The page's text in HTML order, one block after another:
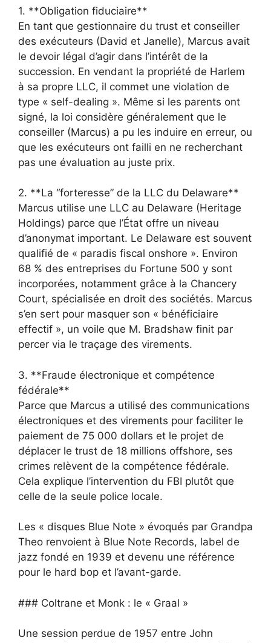
1. **Obligation fiduciaire**
En tant que gestionnaire du trust et conseiller
des exécuteurs (David et Janelle), Marcus avait
le devoir légal d’agir dans l’intérêt de la
succession. En vendant la propriété de Harlem
à sa propre LLC, il commet une violation de
type « self-dealing ». Même si les parents ont
signé, la loi considère généralement que le
conseiller (Marcus) a pu les induire en erreur, ou
que les exécuteurs ont failli en ne recherchant
pas une évaluation au juste prix.
2. **La “forteresse” de la LLC du Delaware**
Marcus utilise une LLC au Delaware (Heritage
Holdings) parce que l’État offre un niveau
d’anonymat important. Le Delaware est souvent
qualifié de « paradis fiscal onshore ». Environ
68 % des entreprises du Fortune 500 y sont
incorporées, notamment grâce à la Chancery
Court, spécialisée en droit des sociétés. Marcus
s’en sert pour masquer son « bénéficiaire
effectif », un voile que M. Bradshaw finit par
percer via le traçage des virements.
3. **Fraude électronique et compétence
fédérale**
Parce que Marcus a utilisé des communications
électroniques et des virements pour faciliter le
paiement de 75 000 dollars et le projet de
déplacer le trust de 18 millions offshore, ses
crimes relèvent de la compétence fédérale.
Cela explique l’intervention du FBI plutôt que
celle de la seule police locale.
Les « disques Blue Note » évoqués par Grandpa
Theo renvoient à Blue Note Records, label de
jazz fondé en 1939 et devenu une référence
pour le hard bop et l’avant-garde.
### Coltrane et Monk : le « Graal »
Une session perdue de 1957 entre John